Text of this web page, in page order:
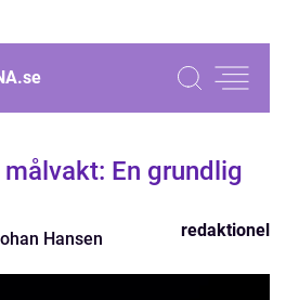
se
En grundlig
Hansen redaktionel